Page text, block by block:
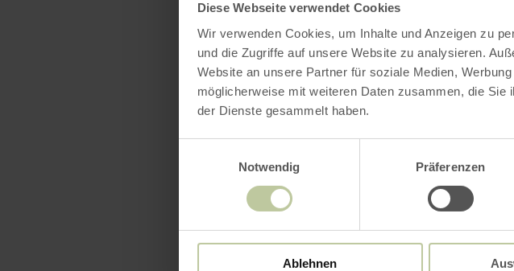
Diese Webseite verwendet Cookies
Wir verwenden Cookies, um Inhalte und Anzeigen zu
und die Zugriffe auf unsere Website zu analysieren.
Website an unsere Partner für soziale Medien,
möglicherweise mit weiteren Daten zusammen, die
der Dienste gesammelt haben.
Notwendig
Präferenzen
Ablehnen